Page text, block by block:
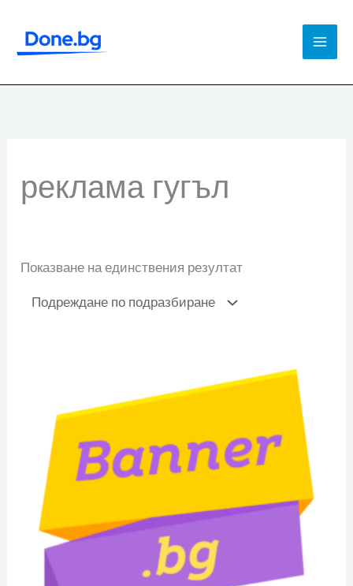
content
реклама гугъл
Показване на единствения резултат